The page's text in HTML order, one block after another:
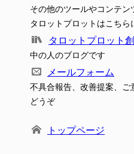
その他のツールやコンテン
タロットプロットはこちら
タロットプロット
中の人のブログです
メールフォーム
不具合報告、改善提案、ご
どうぞ
トップページ